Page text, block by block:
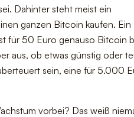
Dahinter steht meist ein
ganzen Bitcoin kaufen.
für 50 Euro genauso Bitcoin
aus, ob etwas günstig oder
sein, eine für 5.000
vorbei? Das weiß